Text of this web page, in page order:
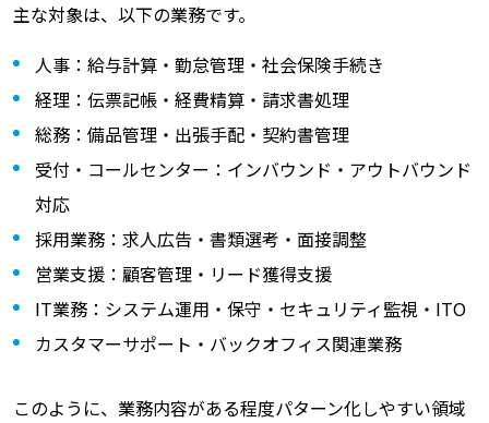
主な対象は、以下の業務です。
人事：給与計算・勤怠管理・社会保険手続き
経理：伝票記帳・経費精算・請求書処理
総務：備品管理・出張手配・契約書管理
受付・コールセンター：インバウンド・アウトバウンド
対応
採用業務：求人広告・書類選考・面接調整
営業支援：顧客管理・リード獲得支援
IT業務：システム運用・保守・セキュリティ監視・ITO
カスタマーサポート・バックオフィス関連業務
このように、業務内容がある程度パターン化しやすい領域